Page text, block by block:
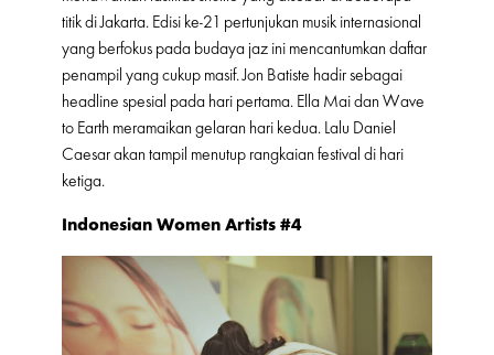
titik di Jakarta. Edisi ke-21 pertunjukan musik internasional
yang berfokus pada budaya jaz ini mencantumkan daftar
penampil yang cukup masif. Jon Batiste hadir sebagai
headline spesial pada hari pertama. Ella Mai dan Wave
to Earth meramaikan gelaran hari kedua. Lalu Daniel
Caesar akan tampil menutup rangkaian festival di hari
ketiga.
Indonesian Women Artists #4